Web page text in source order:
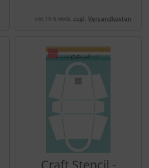
inkl. 19 % MwSt. zzgl. Versandkosten